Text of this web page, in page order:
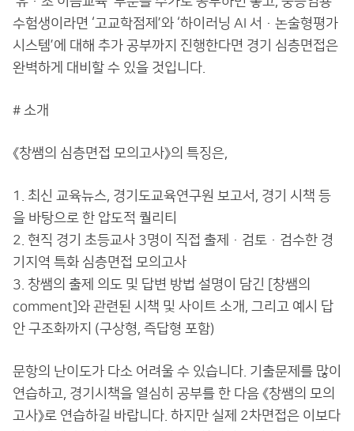
수험생이라면 ‘고교학점제’와 ‘하이러닝 AI 서·논술형평가
시스템’에 대해 추가 공부까지 진행한다면 경기 심층면접은
완벽하게 대비할 수 있을 것입니다.
# 소개
《창쌤의 심층면접 모의고사》의 특징은,
1. 최신 교육뉴스, 경기도교육연구원 보고서, 경기 시책 등
을 바탕으로 한 압도적 퀄리티
2. 현직 경기 초등교사 3명이 직접 출제·검토·검수한 경
기지역 특화 심층면접 모의고사
3. 창쌤의 출제 의도 및 답변 방법 설명이 담긴 [창쌤의
comment]와 관련된 시책 및 사이트 소개, 그리고 예시 답
안 구조화까지 (구상형, 즉답형 포함)
문항의 난이도가 다소 어려울 수 있습니다. 기출문제를 많이
연습하고, 경기시책을 열심히 공부를 한 다음 《창쌤의 모의
고사》로 연습하길 바랍니다. 하지만 실제 2차면접은 이보다